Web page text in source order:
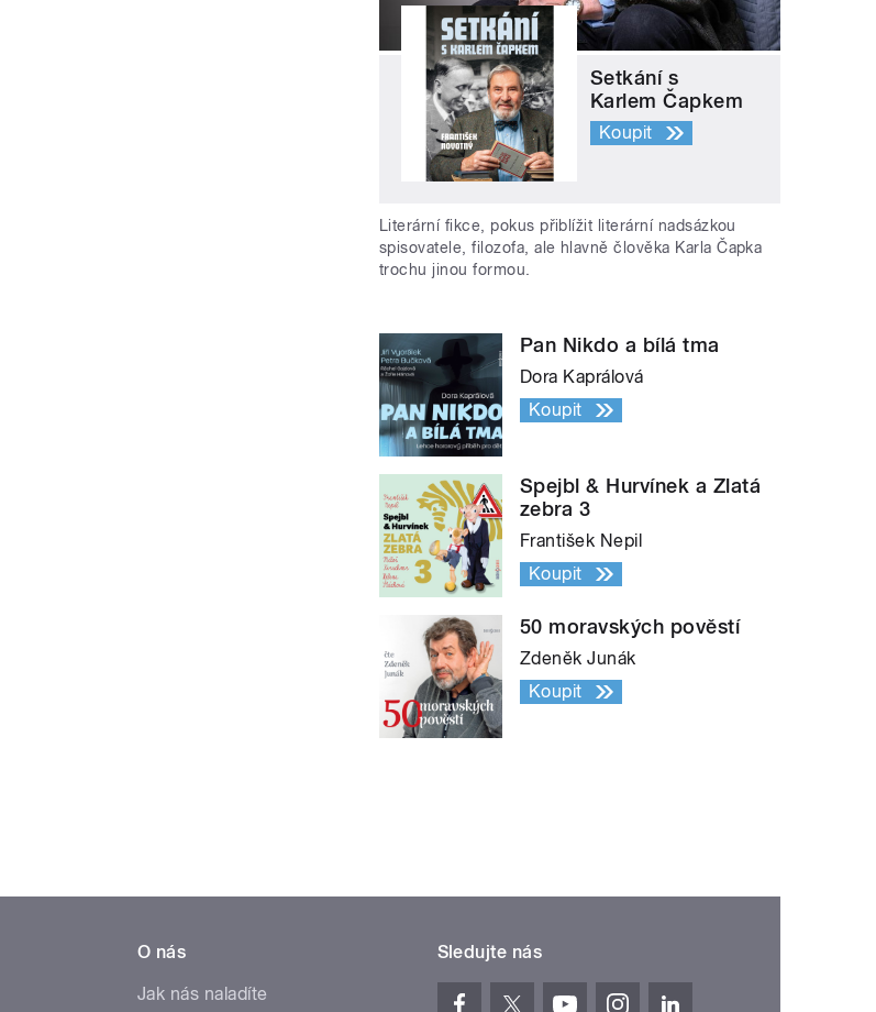
Setkání s
Karlem Čapkem
Koupit
Literární fikce, pokus přiblížit literární nadsázkou
spisovatele, filozofa, ale hlavně člověka Karla Čapka
trochu jinou formou.
Pan Nikdo a bílá tma
Dora Kaprálová
Koupit
Spejbl & Hurvínek a Zlatá
zebra 3
František Nepil
Koupit
50 moravských pověstí
Zdeněk Junák
Koupit
O nás
Jak nás naladíte
Sledujte nás